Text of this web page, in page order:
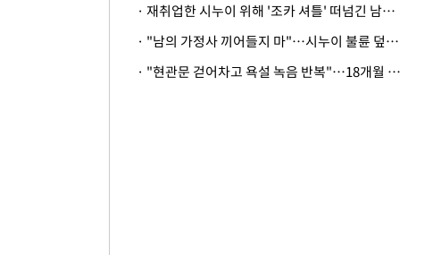
· 재취업한 시누이 위해 '조카 셔틀' 떠넘긴 남편…아내 "난 못한다"
· "남의 가정사 끼어들지 마"…시누이 불륜 덮으려는 남편에 억울한 아내
· "현관문 걷어차고 욕설 녹음 반복"…18개월 아기 키우는 집 뒤흔든 '앞집의 비극'